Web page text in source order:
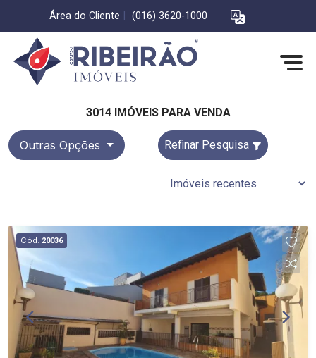
Área do Cliente (016) 3620-1000
3014 IMÓVEIS PARA VENDA
Outras Opções Refinar Pesquisa
Cód. 20036